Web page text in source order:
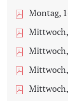
Montag,